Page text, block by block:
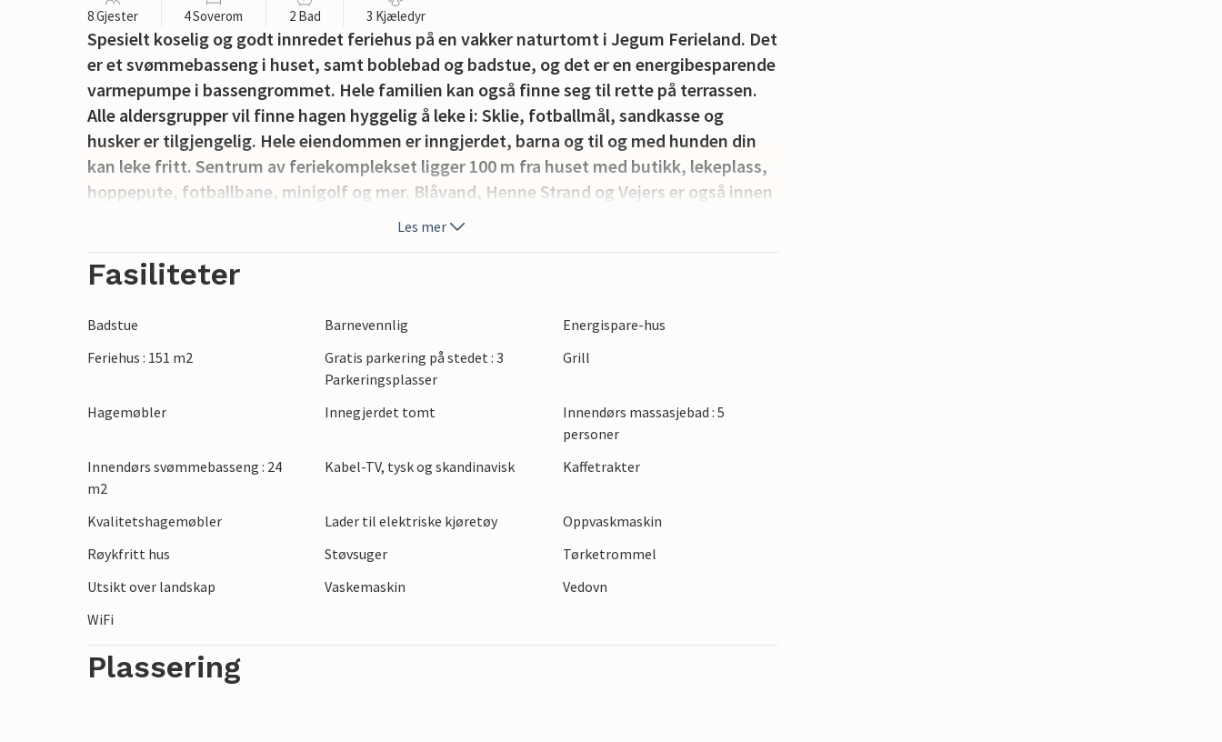
8 Gjester 4 Soverom 2 Bad 3 Kjæledyr
Spesielt koselig og godt innredet feriehus på en vakker naturtomt i Jegum Ferieland. Det
er et svømmebasseng i huset, samt boblebad og badstue, og det er en energibesparende
varmepumpe i bassengrommet. Hele familien kan også finne seg til rette på terrassen.
Alle aldersgrupper vil finne hagen hyggelig å leke i: Sklie, fotballmål, sandkasse og
husker er tilgjengelig. Hele eiendommen er inngjerdet, barna og til og med hunden din
kan leke fritt. Sentrum av feriekomplekset ligger 100 m fra huset med butikk, lekeplass,
hoppepute, fotballbane, minigolf og mer. Blåvand, Henne Strand og Vejers er også innen
rekkevidde med bil. I nærheten er det et innendørs svømmebasseng, en 18-hulls
aktiviteter, besøk også museet Tirpirtz mens du er her.
Les mer
Fasiliteter
Badstue Barnevennlig
Energispare-hus
Feriehus : 151 m2
Gratis parkering på stedet : 3
Parkeringsplasser
Grill
Hagemøbler Innegjerdet tomt
Innendørs massasjebad : 5
personer
Innendørs svømmebasseng : 24
m2
Kabel-TV, tysk og skandinavisk Kaffetrakter
Kvalitetshagemøbler Lader til elektriske kjøretøy
Oppvaskmaskin
Røykfritt hus
Støvsuger
Tørketrommel
Utsikt over landskap
Vaskemaskin
Vedovn
WiFi
Plassering